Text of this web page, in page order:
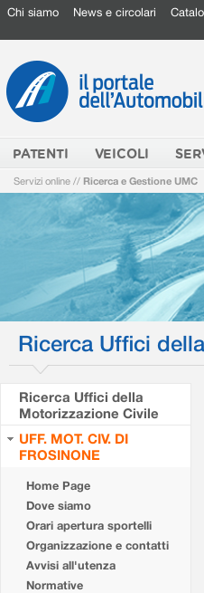
Chi siamo News e circolari
PATENTI VEICOLI
Servizi online // Ricerca e Gestione UMC
Ricerca Uffici
Ricerca Uffici della
Motorizzazione Civile
UFF. MOT. CIV. DI
FROSINONE
Home Page
Dove siamo
Orari apertura sportelli
Organizzazione e contatti
Avvisi all'utenza
Normative